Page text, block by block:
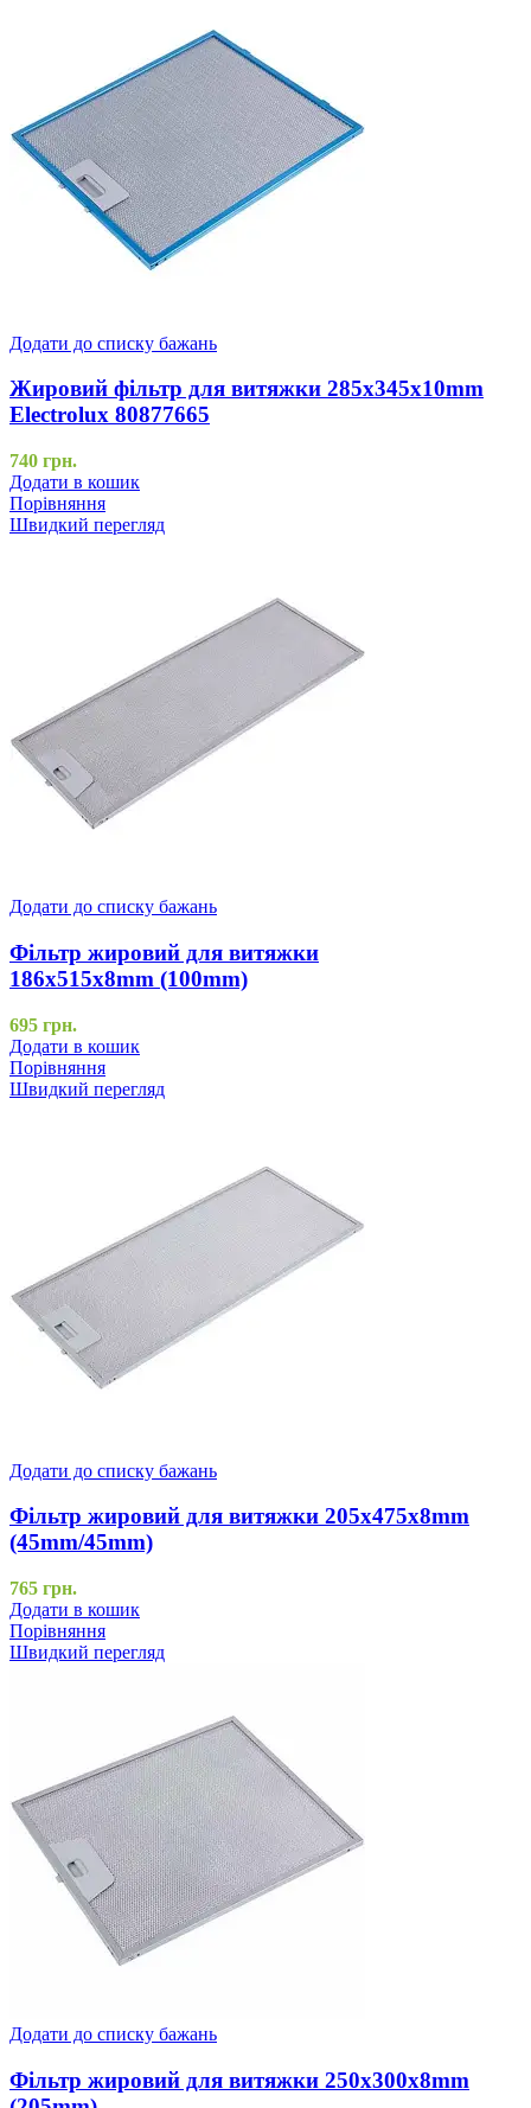
Додати до списку бажань
Жировий фільтр для витяжки 285x345x10mm
Electrolux 80877665
740 грн.
Додати в кошик
Порівняння
Швидкий перегляд
Додати до списку бажань
Фільтр жировий для витяжки
186x515x8mm (100mm)
695 грн.
Додати в кошик
Порівняння
Швидкий перегляд
Додати до списку бажань
Фільтр жировий для витяжки 205x475x8mm
(45mm/45mm)
765 грн.
Додати в кошик
Порівняння
Швидкий перегляд
Додати до списку бажань
Фільтр жировий для витяжки 250x300x8mm